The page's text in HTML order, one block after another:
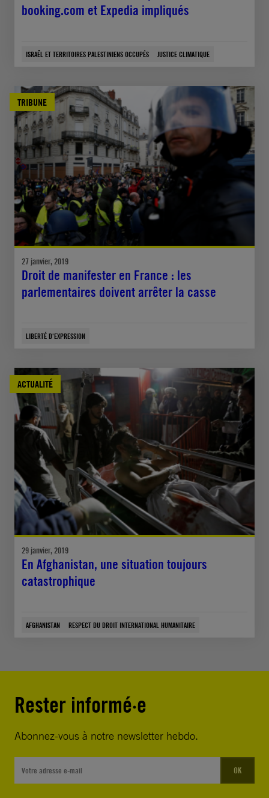
booking.com et Expedia impliqués
ISRAËL ET TERRITOIRES PALESTINIENS OCCUPÉS JUSTICE CLIMATIQUE
TRIBUNE
27 janvier, 2019
Droit de manifester en France : les
parlementaires doivent arrêter la casse
LIBERTÉ D'EXPRESSION
ACTUALITÉ
29 janvier, 2019
En Afghanistan, une situation toujours
catastrophique
AFGHANISTAN RESPECT DU DROIT INTERNATIONAL HUMANITAIRE
Rester informé·e
Abonnez-vous à notre newsletter hebdo.
OK